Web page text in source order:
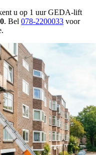
u op 1 uur GEDA-lift
. Bel 078-2200033 voor